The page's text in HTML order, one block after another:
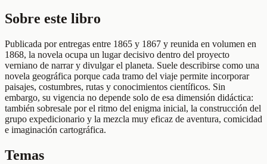
Sobre este libro
Publicada por entregas entre 1865 y 1867 y reunida en volumen en
1868, la novela ocupa un lugar decisivo dentro del proyecto
verniano de narrar y divulgar el planeta. Suele describirse como una
novela geográfica porque cada tramo del viaje permite incorporar
paisajes, costumbres, rutas y conocimientos científicos. Sin
embargo, su vigencia no depende solo de esa dimensión didáctica:
también sobresale por el ritmo del enigma inicial, la construcción del
grupo expedicionario y la mezcla muy eficaz de aventura, comicidad
e imaginación cartográfica.
Temas